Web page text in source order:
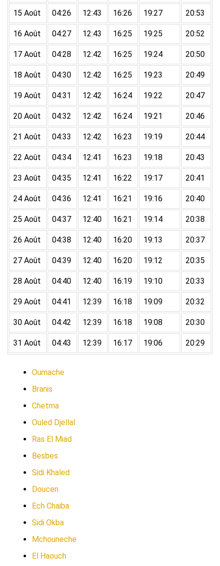
15 Août 04:26 12:43 16:26 19:27 20:53
16 Août 04:27 12:43 16:25 19:25 20:52
17 Août 04:28 12:42 16:25 19:24 20:50
18 Août 04:30 12:42 16:25 19:23 20:49
19 Août 04:31 12:42 16:24 19:22 20:47
20 Août 04:32 12:42 16:24 19:21 20:46
21 Août 04:33 12:42 16:23 19:19 20:44
22 Août 04:34 12:41 16:23 19:18 20:43
23 Août 04:35 12:41 16:22 19:17 20:41
24 Août 04:36 12:41 16:21 19:16 20:40
25 Août 04:37 12:40 16:21 19:14 20:38
26 Août 04:38 12:40 16:20 19:13 20:37
27 Août 04:39 12:40 16:20 19:12 20:35
28 Août 04:40 12:40 16:19 19:10 20:33
29 Août 04:41 12:39 16:18 19:09 20:32
30 Août 04:42 12:39 16:18 19:08 20:30
31 Août 04:43 12:39 16:17 19:06 20:29
Oumache
Branis
Chetma
Ouled Djellal
Ras El Miad
Besbes
Sidi Khaled
Doucen
Ech Chaiba
Sidi Okba
Mchouneche
El Haouch